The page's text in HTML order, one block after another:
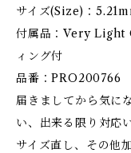
サイズ(Size)：
付属品：Very Light
ィング付
品番：PRO200766
届きましてから気に
い、出来る限り対応
サイズ直し、その他